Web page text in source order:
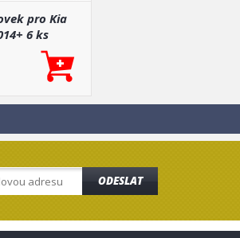
pro Kia
6 ks
ODESLAT